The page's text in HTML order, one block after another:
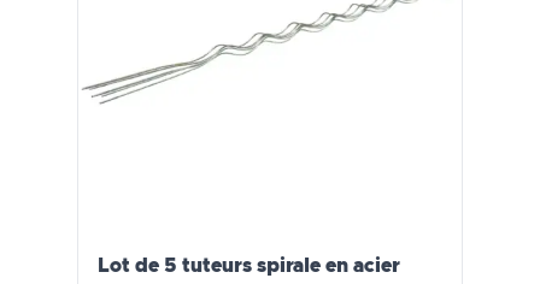
Lot de 5 tuteurs spirale en acier